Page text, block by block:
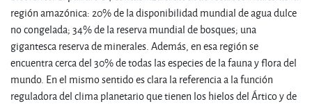
región amazónica: 20% de la disponibilidad mundial de agua dulce
no congelada; 34% de la reserva mundial de bosques; una
gigantesca reserva de minerales. Además, en esa región se
encuentra cerca del 30% de todas las especies de la fauna y flora del
mundo. En el mismo sentido es clara la referencia a la función
reguladora del clima planetario que tienen los hielos del Ártico y de